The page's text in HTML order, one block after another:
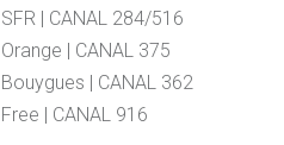
SFR | CANAL 284/516
Orange | CANAL 375
Bouygues | CANAL 362
Free | CANAL 916